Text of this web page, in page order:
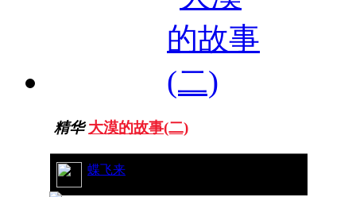
精华 大漠的故事(二)
蝶飞来